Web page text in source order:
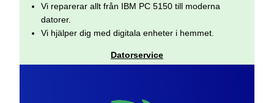
Vi reparerar allt från IBM PC 5150 till moderna
datorer.
Vi hjälper dig med digitala enheter i hemmet.
Datorservice